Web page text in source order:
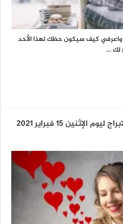
واعرفي كيف سيكون حظك لهذا الأحد
15 فبراير 2021